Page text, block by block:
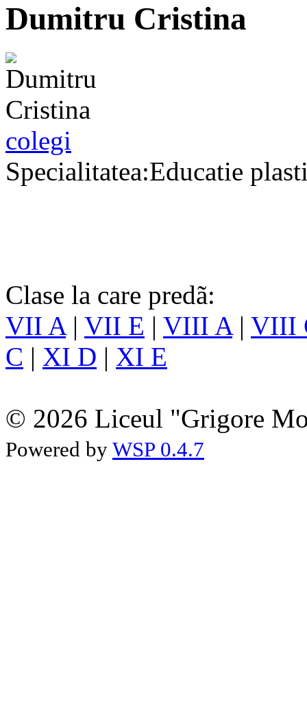
Dumitru Cristina
colegi
Specialitatea:Educatie
Clase la care predã:
VII A | VII E | VIII A | VIII
C | XI D | XI E
© 2026 Liceul "Grigore
Powered by WSP 0.4.7